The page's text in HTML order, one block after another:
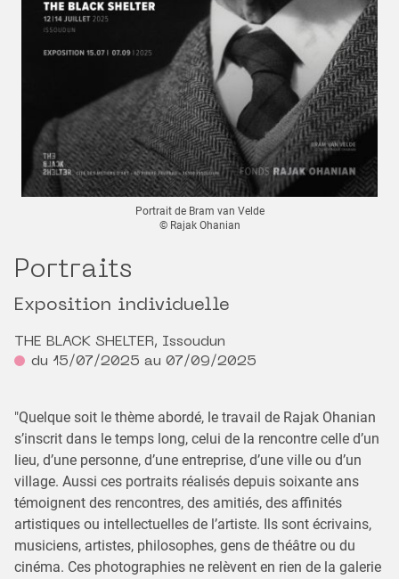
Portrait de Bram van Velde
© Rajak Ohanian
Portraits
Exposition individuelle
THE BLACK SHELTER, Issoudun
du 15/07/2025 au 07/09/2025
"Quelque soit le thème abordé, le travail de Rajak Ohanian
s’inscrit dans le temps long, celui de la rencontre celle d’un
lieu, d’une personne, d’une entreprise, d’une ville ou d’un
village. Aussi ces portraits réalisés depuis soixante ans
témoignent des rencontres, des amitiés, des affinités
artistiques ou intellectuelles de l’artiste. Ils sont écrivains,
musiciens, artistes, philosophes, gens de théâtre ou du
cinéma. Ces photographies ne relèvent en rien de la galerie